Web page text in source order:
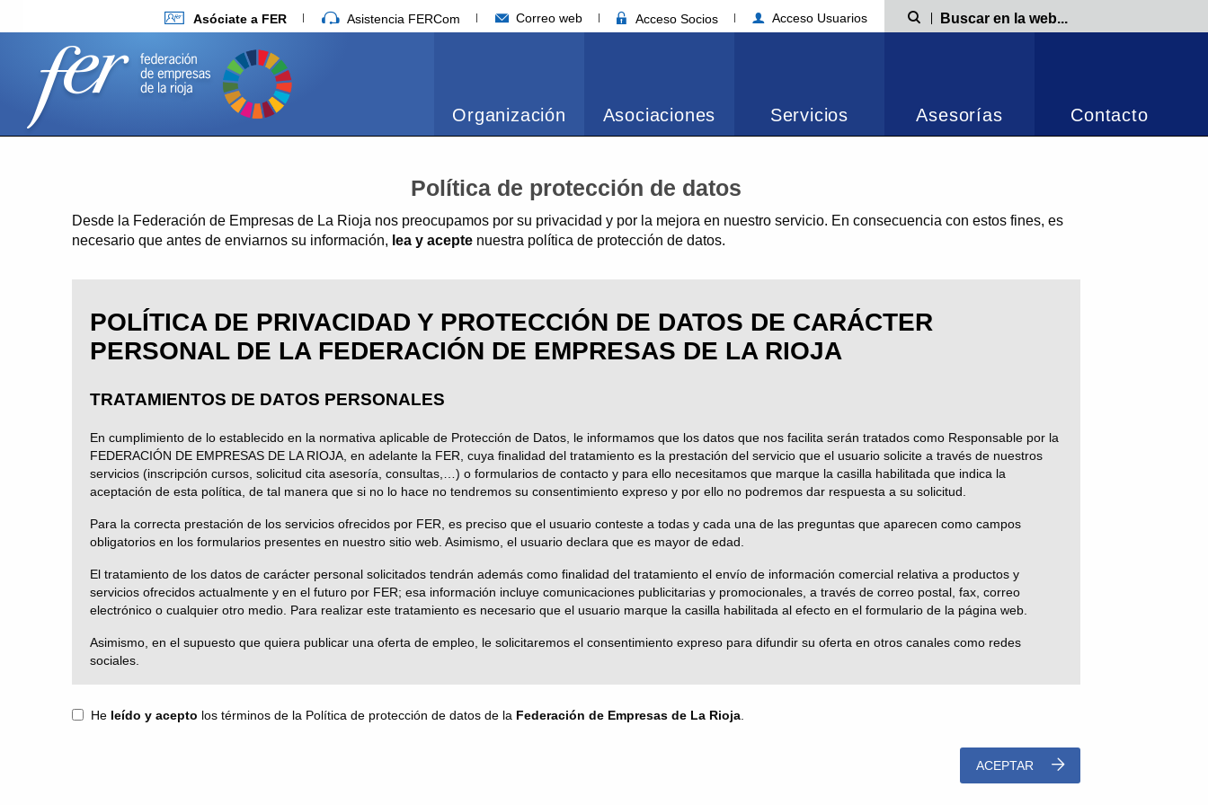
Asóciate a FER Asistencia FERCom Correo web Acceso Socios Acceso Usuarios Búsqueda
Organización Asociaciones Servicios Asesorías Contacto
Política de protección de datos
Desde la Federación de Empresas de La Rioja nos preocupamos por su privacidad y por la mejora en nuestro servicio. En consecuencia con estos fines, es
necesario que antes de enviarnos su información, lea y aceptenuestra política de protección de datos.
POLÍTICA DE PRIVACIDAD Y PROTECCIÓN DE DATOS DE CARÁCTER
PERSONAL DE LA FEDERACIÓN DE EMPRESAS DE LA RIOJA
TRATAMIENTOS DE DATOS PERSONALES
En cumplimiento de lo establecido en la normativa aplicable de Protección de Datos, le informamos que los datos que nos facilita serán tratados como Responsable por la
FEDERACIÓN DE EMPRESAS DE LA RIOJA, en adelante la FER, cuya finalidad del tratamiento es la prestación del servicio que el usuario solicite a través de nuestros
servicios (inscripción cursos, solicitud cita asesoría, consultas,…) o formularios de contacto y para ello necesitamos que marque la casilla habilitada que indica la
aceptación de esta política, de tal manera que si no lo hace no tendremos su consentimiento expreso y por ello no podremos dar respuesta a su solicitud.
Para la correcta prestación de los servicios ofrecidos por FER, es preciso que el usuario conteste a todas y cada una de las preguntas que aparecen como campos
obligatorios en los formularios presentes en nuestro sitio web. Asimismo, el usuario declara que es mayor de edad.
El tratamiento de los datos de carácter personal solicitados tendrán además como finalidad del tratamiento el envío de información comercial relativa a productos y
servicios ofrecidos actualmente y en el futuro por FER; esa información incluye comunicaciones publicitarias y promocionales, a través de correo postal, fax, correo
electrónico o cualquier otro medio. Para realizar este tratamiento es necesario que el usuario marque la casilla habilitada al efecto en el formulario de la página web.
Asimismo, en el supuesto que quiera publicar una oferta de empleo, le solicitaremos el consentimiento expreso para difundir su oferta en otros canales como redes
sociales.
implantado las medidas de seguridad adecuadas conforme el análisis de riesgos realizado.
He leído y acepto los términos de la Política de protección de datos de la Federación de Empresas de La Rioja.
ACEPTAR